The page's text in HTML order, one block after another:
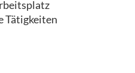
Tätigkeiten